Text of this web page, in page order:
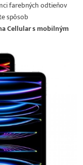
farebných odtieňov
spôsob
Cellular s mobilným